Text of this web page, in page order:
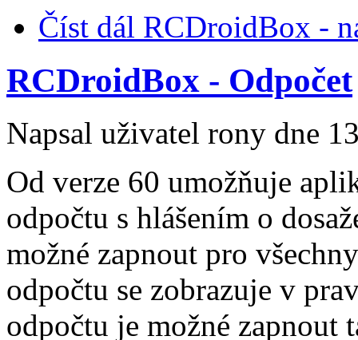
Číst dál RCDroidBox -
RCDroidBox - Odpočet
Napsal uživatel rony dne
Od verze 60 umožňuje
odpočtu s hlášením o
možné zapnout pro
odpočtu se zobrazuje v
odpočtu je možné zapnout